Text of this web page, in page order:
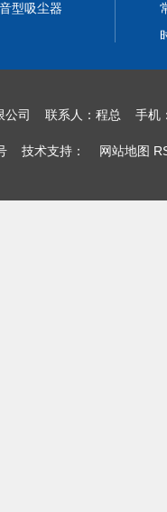
型吸尘器
限公司 联系人：程总
号 技术支持： 网站地图